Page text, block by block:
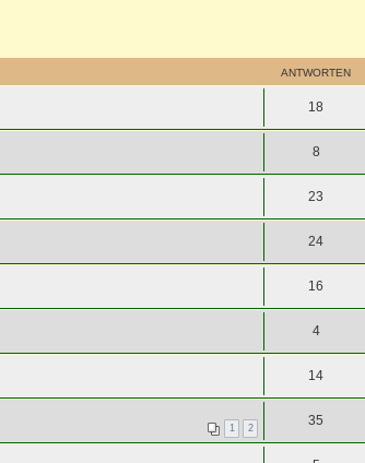
ANTWORTEN
18
8
23
24
16
4
14
1 2 35